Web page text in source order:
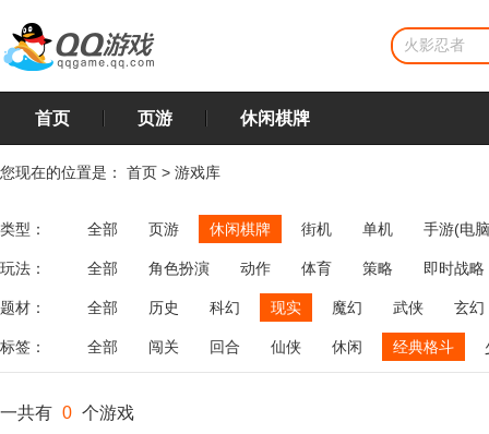
首页 页游 休闲棋牌
您现在的位置是： 首页 > 游戏库
类型： 全部 页游 休闲棋牌 街机 单机 手游(电
玩法： 全部 角色扮演 动作 体育 策略
即时战略
飞行
恋爱 第三人称射击 棋类 牌类 麻将
题材： 全部 历史 科幻 现实 魔幻 武侠 玄幻
标签： 全部 闯关 回合 仙侠 休闲 经典格斗
一共有 0 个游戏